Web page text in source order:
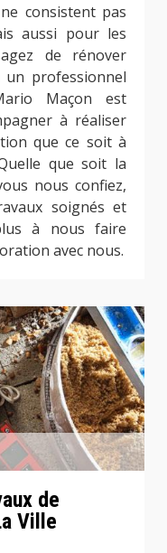
consistent pas
aussi pour les
de rénover
professionnel
Maçon est
à réaliser
que ce soit à
que soit la
nous confiez,
soignés et
à nous faire
avec nous.
de
Ville